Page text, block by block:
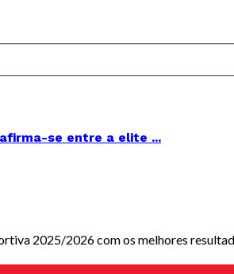
se entre a elite ...
2025/2026 com os melhores